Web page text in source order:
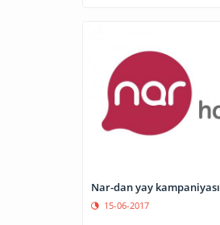
Nar-dan yay kampaniyası
15-06-2017